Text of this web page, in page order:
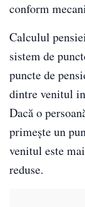
conform
Calculul
sistem de
puncte de
dintre venitul
Dacă o
primește un
venitul este
reduse.